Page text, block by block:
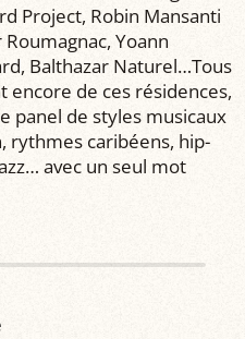
Project, Robin Mansanti
Yoann
Balthazar Naturel…Tous
de ces résidences,
panel de styles musicaux
rythmes caribéens, hip-
avec un seul mot